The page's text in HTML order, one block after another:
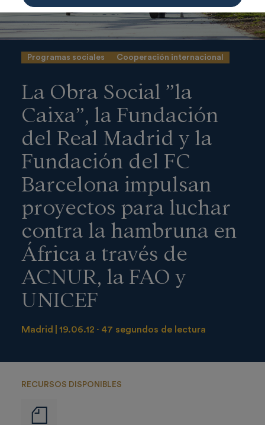
Programas sociales Cooperación internacional
La Obra Social ”la
Caixa”, la Fundación
del Real Madrid y la
Fundación del FC
Barcelona impulsan
proyectos para luchar
contra la hambruna en
África a través de
ACNUR, la FAO y
UNICEF
Madrid 19.06.12 47 segundos de lectura
RECURSOS DISPONIBLES
de